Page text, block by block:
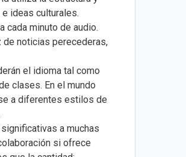
ideas culturales.
cada minuto de audio.
noticias perecederas,
el idioma tal como
clases. En el mundo
a diferentes estilos de
a muchas
si ofrece